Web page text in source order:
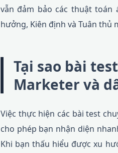
vẫn đảm bảo các thuật toán
hưởng, Kiên định và Tuân thủ
Tại sao bài
Marketer và
Việc thực hiện các bài test
cho phép bạn nhận diện
Khi bạn thấu hiểu được xu